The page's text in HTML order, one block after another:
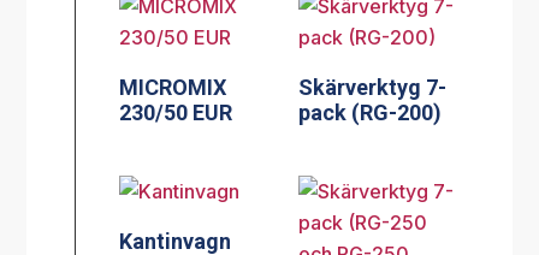
MICROMIX
230/50 EUR
Skärverktyg 7-
pack (RG-200)
Kantinvagn